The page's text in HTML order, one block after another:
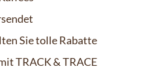
Sie tolle Rabatte
TRACK & TRACE